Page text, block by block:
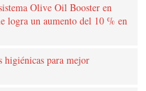
Olive Oil Booster en
logra un aumento del 10 % en
para mejor